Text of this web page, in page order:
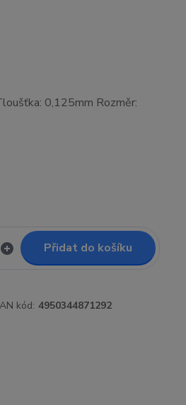
0,125mm Rozměr:
Přidat do košíku
kód: 4950344871292